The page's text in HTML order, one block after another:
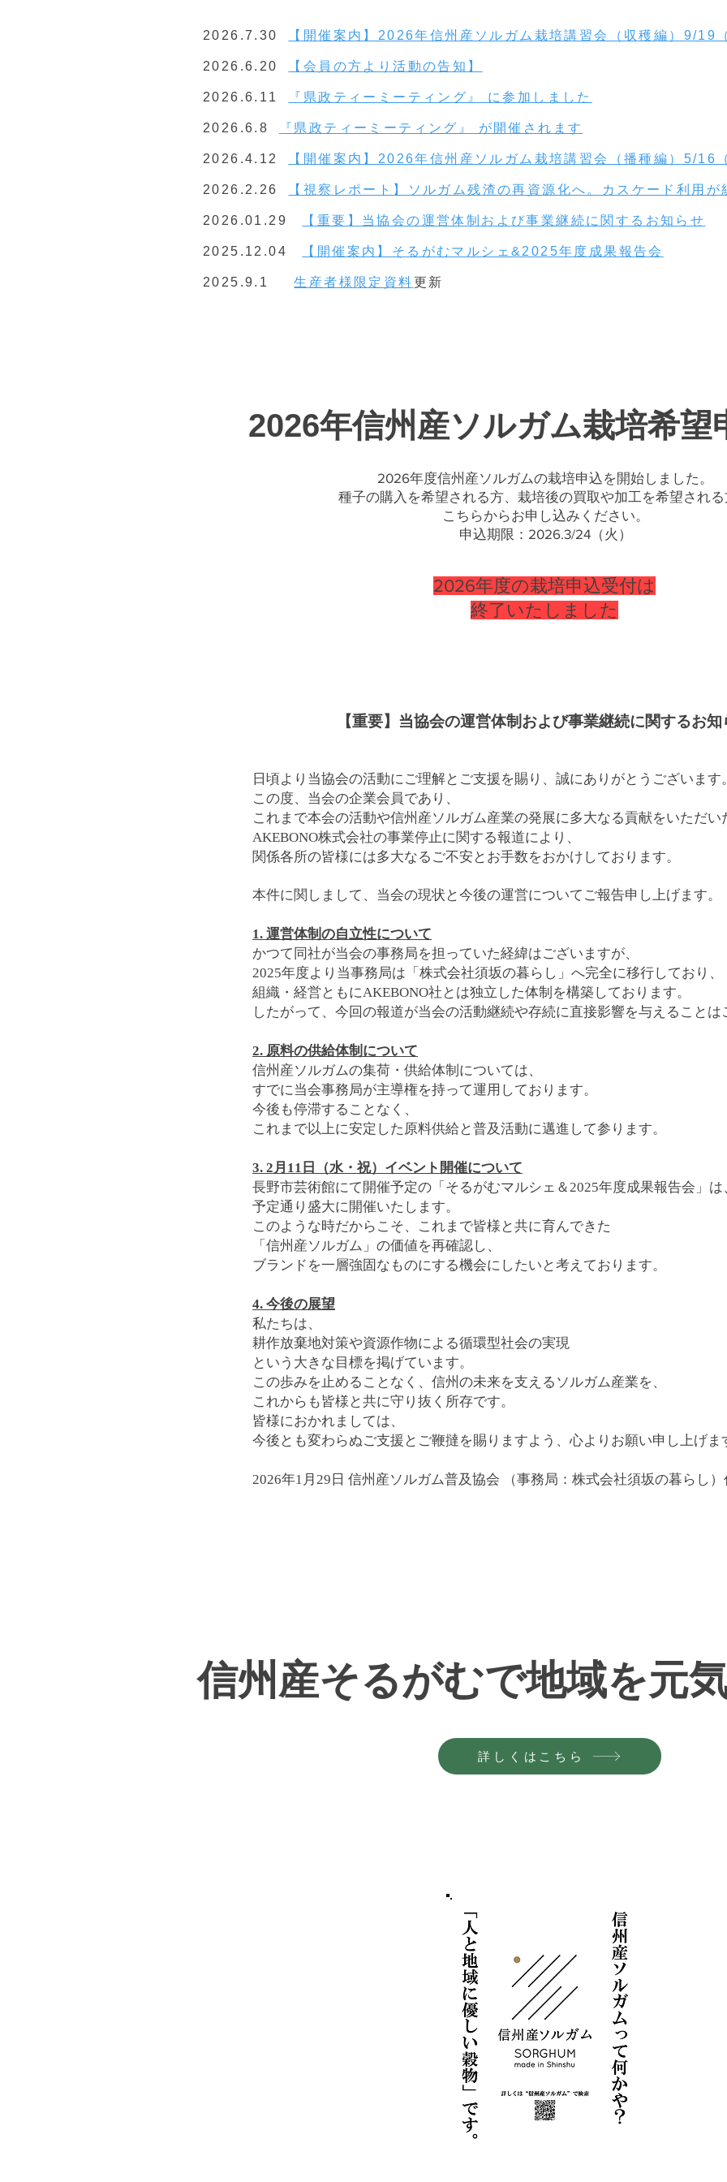
2026.7.30 【開催案内】2026年信州産ソルガム栽培講習会（収穫編）9/19
2026.6.20 【会員の方より活動の告知】
2026.6.11 『県政ティーミーティング』 に参加しました
2026.6.8 『県政ティーミーティング』 が開催されます
2026.4.12 【開催案内】2026年信州産ソルガム栽培講習会（播種編）5/16
2026.2.26 【視察レポート】ソルガム残渣の再資源化へ。カスケード利用
2026.01.29 【重要】当協会の運営体制および事業継続に関するお知らせ
2025.12.04 【開催案内】そるがむマルシェ&2025年度成果報告会
2025.9.1生産者様限定資料更新
​2026年信州産ソルガム栽培希望
2026年度信州産ソルガムの栽培申込を開始しました。
種子の購入を希望される方、栽培後の買取や加工を希望され
​こちらからお申し込みください。
​申込期限：2026.3/24（火）
2026年度の栽培申込受付は
終了いたしました
【重要】当協会の運営体制および事業継続に関するお知
日頃より当協会の活動にご理解とご支援を賜り、誠にありがとうございます
この度、当会の企業会員であり、
これまで本会の活動や信州産ソルガム産業の発展に多大なる貢献をいただい
AKEBONO株式会社の事業停止に関する報道により、
関係各所の皆様には多大なるご不安とお手数をおかけしております。
本件に関しまして、当会の現状と今後の運営についてご報告申し上げます。
1. 運営体制の自立性について
かつて同社が当会の事務局を担っていた経緯はございますが、
2025年度より当事務局は「株式会社須坂の暮らし」へ完全に移行しており、
組織・経営ともにAKEBONO社とは独立した体制を構築しております。
したがって、今回の報道が当会の活動継続や存続に直接影響を与えることは
2. 原料の供給体制について
信州産ソルガムの集荷・供給体制については、
すでに当会事務局が主導権を持って運用しております。
今後も停滞することなく、
これまで以上に安定した原料供給と普及活動に邁進して参ります。
3. 2月11日（水・祝）イベント開催について
長野市芸術館にて開催予定の「そるがむマルシェ＆2025年度成果報告会」は
予定通り盛大に開催いたします。
このような時だからこそ、これまで皆様と共に育んできた
「信州産ソルガム」の価値を再確認し、
ブランドを一層強固なものにする機会にしたいと考えております。
4. 今後の展望
私たちは、
耕作放棄地対策や資源作物による循環型社会の実現
という大きな目標を掲げています。
この歩みを止めることなく、信州の未来を支えるソルガム産業を、
これからも皆様と共に守り抜く所存です。
皆様におかれましては、
今後とも変わらぬご支援とご鞭撻を賜りますよう、心よりお願い申し上げま
2026年1月29日 信州産ソルガム普及協会 （事務局：株式会社須坂の暮らし
信州産そるがむで地域を元
詳しくはこちら